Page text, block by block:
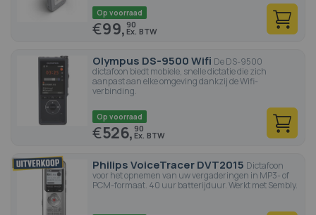
Op voorraad
€99, 90
Olympus DS-9500 Wifi De DS-9500
dictafoon biedt mobiele, snelle dictatie die zich
aanpast aan elke omgeving dankzij de Wifi-
verbinding.
Op voorraad
€526, 90
Philips VoiceTracer DVT2015 Dictafoon
voor het opnemen van uw vergaderingen in MP3- of
PCM-formaat. 40 uur batterijduur. Werkt met Sembly.